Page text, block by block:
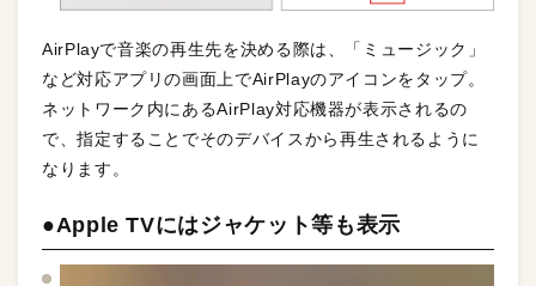
AirPlayで音楽の再生先を決める際は、「ミュージック」
など対応アプリの画面上でAirPlayのアイコンをタップ。
ネットワーク内にあるAirPlay対応機器が表示されるの
で、指定することでそのデバイスから再生されるように
なります。
●Apple TVにはジャケット等も表示